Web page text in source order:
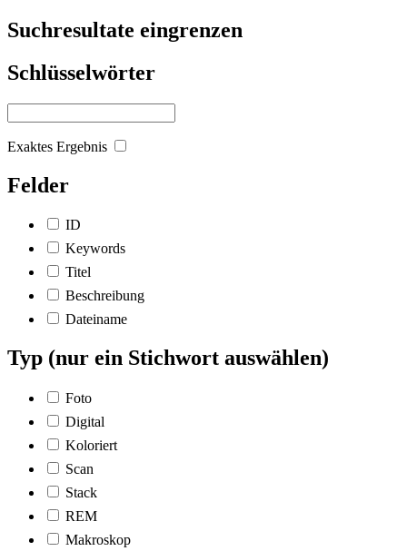
Suchresultate eingrenzen
Schlüsselwörter
Exaktes Ergebnis
Felder
ID
Keywords
Titel
Beschreibung
Dateiname
Typ (nur ein Stichwort auswählen)
Foto
Digital
Koloriert
Scan
Stack
REM
Makroskop